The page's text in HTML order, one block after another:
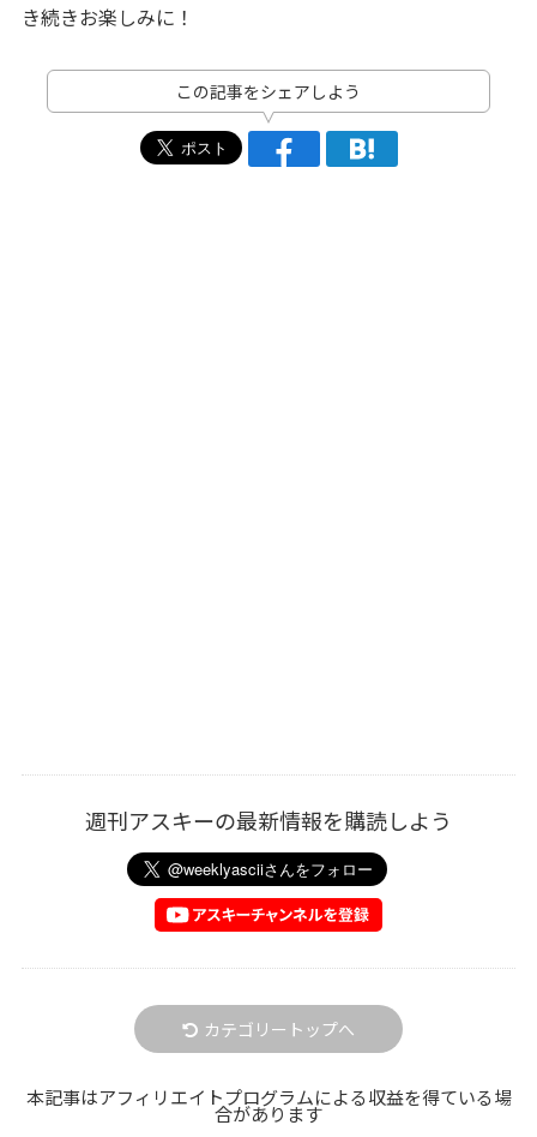
き続きお楽しみに！
この記事をシェアしよう
週刊アスキーの最新情報を購読しよう
カテゴリートップへ
本記事はアフィリエイトプログラムによる収益を得ている場
合があります